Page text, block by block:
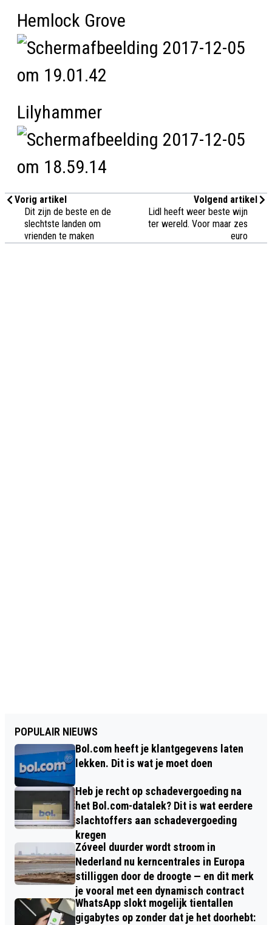
Hemlock Grove
Lilyhammer
Vorig artikel
Dit zijn de beste en de
slechtste landen om
vrienden te maken
Volgend artikel
Lidl heeft weer beste wijn
ter wereld. Voor maar zes
euro
POPULAIR NIEUWS
Bol.com heeft je klantgegevens laten
lekken. Dit is wat je moet doen
Heb je recht op schadevergoeding na
het Bol.com-datalek? Dit is wat eerdere
slachtoffers aan schadevergoeding
kregen
Zóveel duurder wordt stroom in
Nederland nu kerncentrales in Europa
stilliggen door de droogte — en dit merk
je vooral met een dynamisch contract
WhatsApp slokt mogelijk tientallen
gigabytes op zonder dat je het doorhebt: